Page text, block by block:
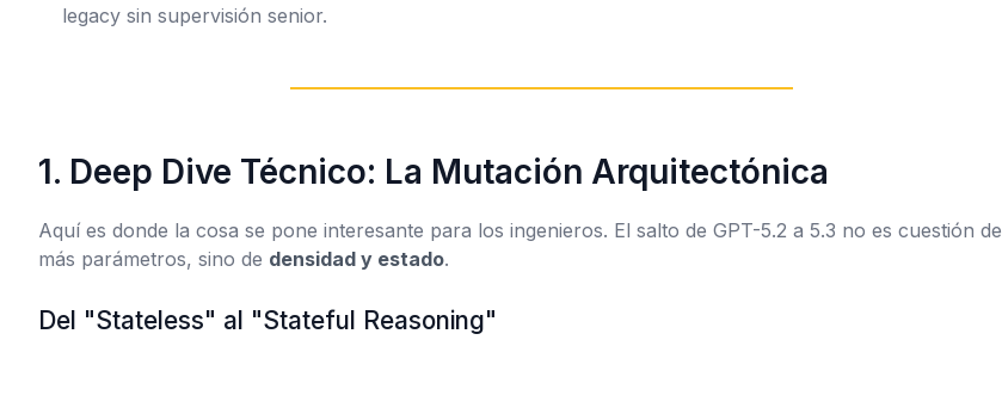
legacy sin supervisión senior.
1. Deep Dive Técnico: La Mutación Arquitectónica
Aquí es donde la cosa se pone interesante para los ingenieros. El salto de GPT-5.2 a 5.3 no es cuestión de
más parámetros, sino de densidad y estado.
Del "Stateless" al "Stateful Reasoning"